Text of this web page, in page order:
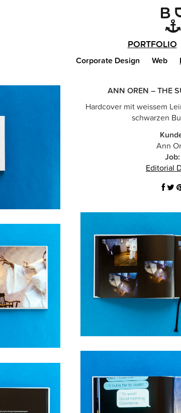
PORTFOLIO
Corporate Design Web
ANN OREN – THE
Hardcover mit weissem
schwarzen
Ann
Job:
Editorial